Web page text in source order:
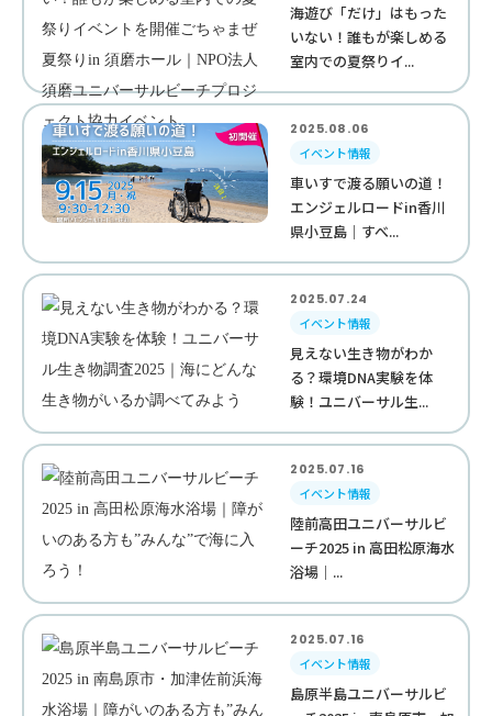
海遊び「だけ」はもった
いない！誰もが楽しめる
室内での夏祭りイ...
2025.08.06
イベント情報
車いすで渡る願いの道！
エンジェルロードin香川
県小豆島｜すべ...
2025.07.24
イベント情報
見えない生き物がわか
る？環境DNA実験を体
験！ユニバーサル生...
2025.07.16
イベント情報
陸前高田ユニバーサルビ
ーチ2025 in 高田松原海水
浴場｜...
2025.07.16
イベント情報
島原半島ユニバーサルビ